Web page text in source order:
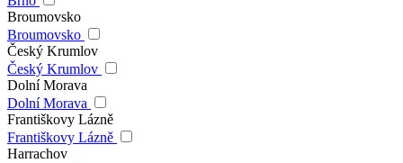
Broumovsko
Broumovsko
Český Krumlov
Český Krumlov
Dolní Morava
Dolní Morava
Františkovy Lázně
Františkovy Lázně
Harrachov